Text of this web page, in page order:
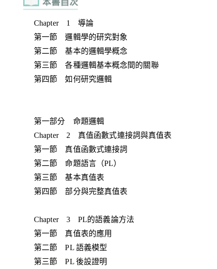
Chapter 1 導論
第一節 邏輯學的研究對象
第二節 基本的邏輯學概念
第三節 各種邏輯基本概念間的關聯
第四節 如何研究邏輯
第一部分 命題邏輯
Chapter 2 真值函數式連接詞與真值表
第一節 真值函數式連接詞
第二節 命題語言（PL）
第三節 基本真值表
第四節 部分與完整真值表
Chapter 3 PL的語義論方法
第一節 真值表的應用
第二節 PL 語義模型
第三節 PL 後設證明